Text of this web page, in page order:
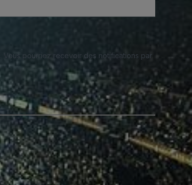
. Vous pourriez recevoir des notifications par